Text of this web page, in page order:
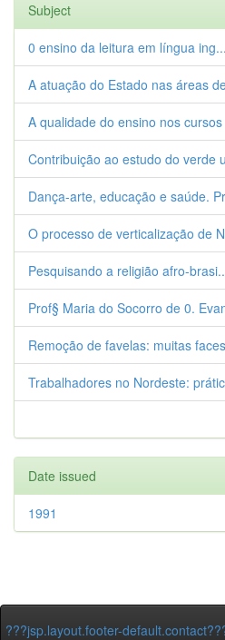
Subject
0 ensino da leitura em língua ing...
A atuação do Estado nas áreas
A qualidade do ensino nos cursos
Contribuição ao estudo do verde
Dança-arte, educação e saúde.
O processo de verticalização de
Pesquisando a religião afro-
Prof§ Maria do Socorro de 0.
Remoção de favelas: muitas
Trabalhadores no Nordeste:
Date issued
1991
???jsp.layout.footer-